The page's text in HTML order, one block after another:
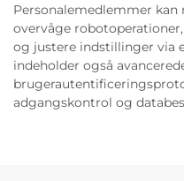
Personalemedlemmer
overvåge
og justere indstillinger via
indeholder også
adgangskontrol og